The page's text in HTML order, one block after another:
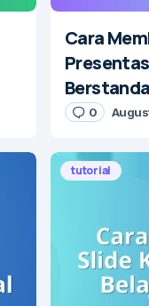
Cara
0
tutorial